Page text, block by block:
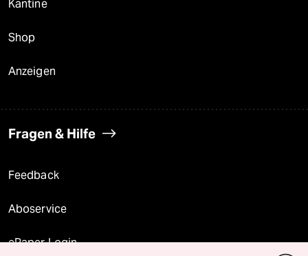
Kantine
Shop
Anzeigen
Fragen & Hilfe
Feedback
Aboservice
ePaper Login